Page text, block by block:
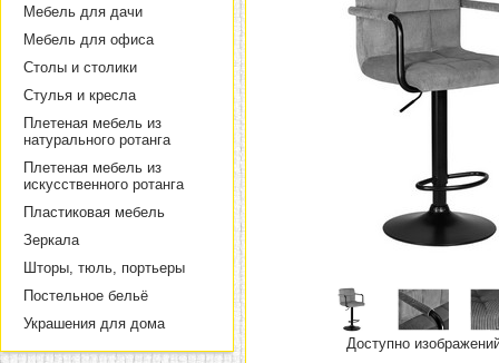
Мебель для дачи
Мебель для офиса
Столы и столики
Стулья и кресла
Плетеная мебель из
натурального ротанга
Плетеная мебель из
искусственного ротанга
Пластиковая мебель
Зеркала
Шторы, тюль, портьеры
Постельное бельё
Украшения для дома
Доступно